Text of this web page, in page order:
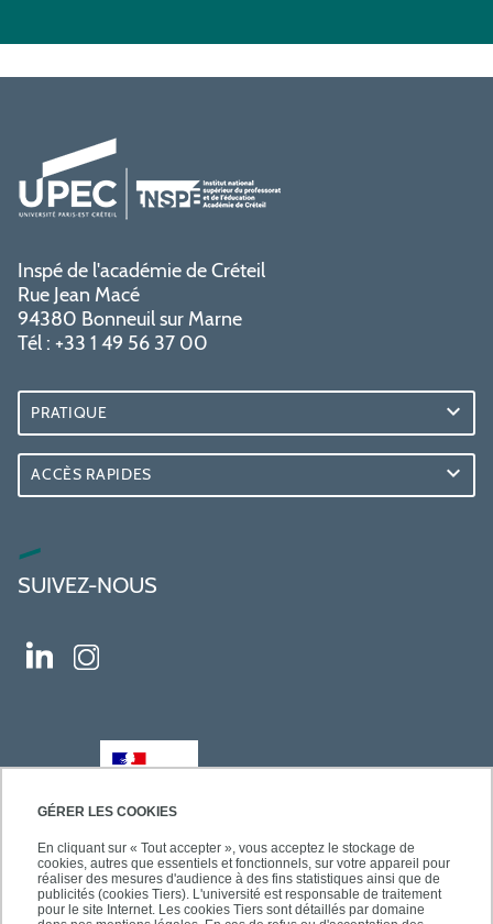
GÉRER LES COOKIES
En cliquant sur « Tout accepter », vous acceptez le stockage de
cookies, autres que essentiels et fonctionnels, sur votre appareil pour
réaliser des mesures d'audience à des fins statistiques ainsi que de
publicités (cookies Tiers). L'université est responsable de traitement
pour le site Internet. Les cookies Tiers sont détaillés par domaine
Inspé de l'académie de Créteil
Rue Jean Macé
94380 Bonneuil sur Marne
Tél : +33 1 49 56 37 00
PRATIQUE
ACCÈS RAPIDES
SUIVEZ-NOUS